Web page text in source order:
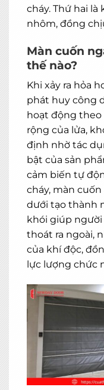
cháy. Thứ hai
nhôm, đồng
Màn cuốn
thế nào?
Khi xảy ra hỏa
phát huy công
hoạt động theo
rộng của lửa,
định nhờ tác
bật của sản
cảm biến tự
cháy, màn
dưới tạo thành
khói giúp
thoát ra ngoài,
của khí độc,
lực lượng chức